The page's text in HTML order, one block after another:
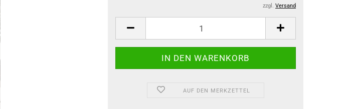
zzgl. Versand
AUF DEN MERKZETTEL